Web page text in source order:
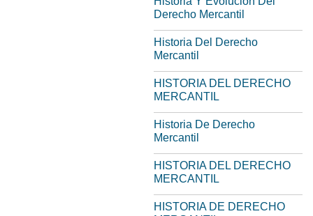
Derecho Mercantil
Historia Del Derecho
Mercantil
HISTORIA DEL DERECHO
MERCANTIL
Historia De Derecho
Mercantil
HISTORIA DEL DERECHO
MERCANTIL
HISTORIA DE DERECHO